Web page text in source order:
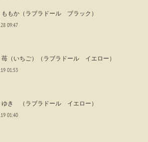
もか（ラブラドール ブラック）
09:47
（いちご）（ラブラドール イエロー）
01:53
き （ラブラドール イエロー）
01:40